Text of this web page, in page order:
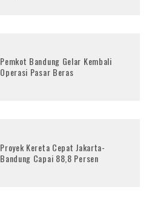
Pemkot Bandung Gelar Kembali
Operasi Pasar Beras
Proyek Kereta Cepat Jakarta-
Bandung Capai 88,8 Persen